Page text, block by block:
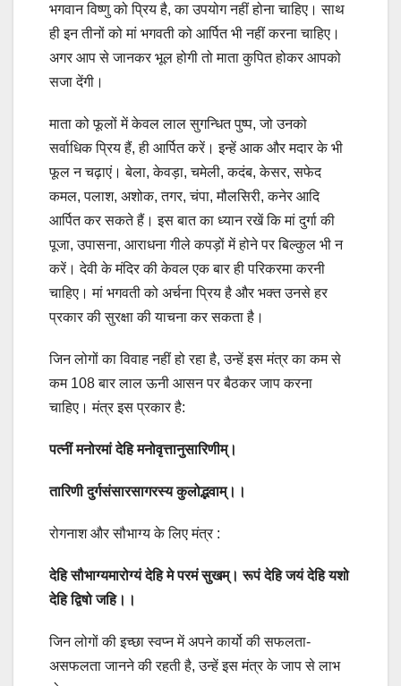
भगवान विष्‍णु को प्रिय है, का उपयोग नहीं होना चाहिए। साथ
ही इन तीनों को मां भगवती को आर्पित भी नहीं करना चाहिए।
अगर आप से जानकर भूल होगी तो माता कुपित होकर आपको
सजा देंगी।
माता को फूलों में केवल लाल सुगन्धित पुष्‍प, जो उनको
सर्वाधिक प्रिय हैं, ही आर्पित करें। इन्हें आक और मदार के भी
फूल न चढ़ाएं। बेला, केवड़ा, चमेली, कदंब, केसर, सफेद
कमल, पलाश, अशोक, तगर, चंपा, मौलसिरी, कनेर आदि
आर्पित कर सकते हैं। इस बात का ध्यान रखें कि मां दुर्गा की
पूजा, उपासना, आराधना गीले कपड़ों में होने पर बिल्कुल भी न
करें। देवी के मंदिर की केवल एक बार ही परिकरमा करनी
चाहिए। मां भगवती को अर्चना प्रिय है और भक्त उनसे हर
प्रकार की सुरक्षा की याचना कर सकता है।
जिन लोगों का विवाह नहीं हो रहा है, उन्हें इस मंत्र का कम से
कम 108 बार लाल ऊनी आसन पर बैठकर जाप करना
चाहिए। मंत्र इस प्रकार है:
पत्नीं मनोरमां देहि मनोवृत्तानुसारिणीम्।
तारिणी दुर्गसंसारसागरस्य कुलोद्भवाम्।।
रोगनाश और सौभाग्‍य के लिए मंत्र :
देहि सौभाग्यमारोग्यं देहि मे परमं सुखम्। रूपं देहि जयं देहि यशो
देहि द्विषो जहि।।
जिन लोगों की इच्छा स्वप्‍न में अपने कार्यो की सफलता-
असफलता जानने की रहती है, उन्हें इस मंत्र के जाप से लाभ